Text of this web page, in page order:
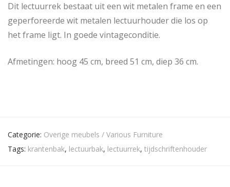
Dit lectuurrek bestaat uit een wit metalen frame en een
geperforeerde wit metalen lectuurhouder die los op
het frame ligt. In goede vintageconditie.
Afmetingen: hoog 45 cm, breed 51 cm, diep 36 cm.
Categorie: Overige meubels / Various Furniture
Tags: krantenbak, lectuurbak, lectuurrek, tijdschriftenhouder